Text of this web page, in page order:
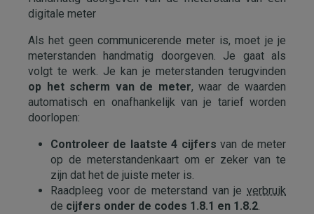
digitale meter
Als het geen communicerende meter is, moet je je
meterstanden handmatig doorgeven. Je gaat als
volgt te werk. Je kan je meterstanden terugvinden
op het scherm van de meter, waar de waarden
automatisch en onafhankelijk van je tarief worden
doorlopen:
Controleer de laatste 4 cijfers van de meter
op de meterstandenkaart om er zeker van te
zijn dat het de juiste meter is.
Raadpleeg voor de meterstand van je verbruik
de cijfers onder de codes 1.8.1 en 1.8.2.